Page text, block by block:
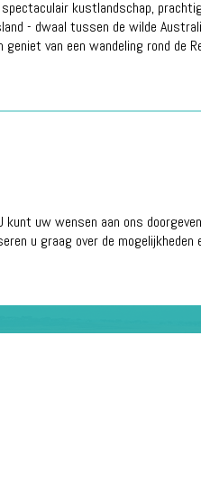
kustlandschap,
- dwaal tussen de wilde
van een wandeling rond de
uw wensen aan ons
u graag over de